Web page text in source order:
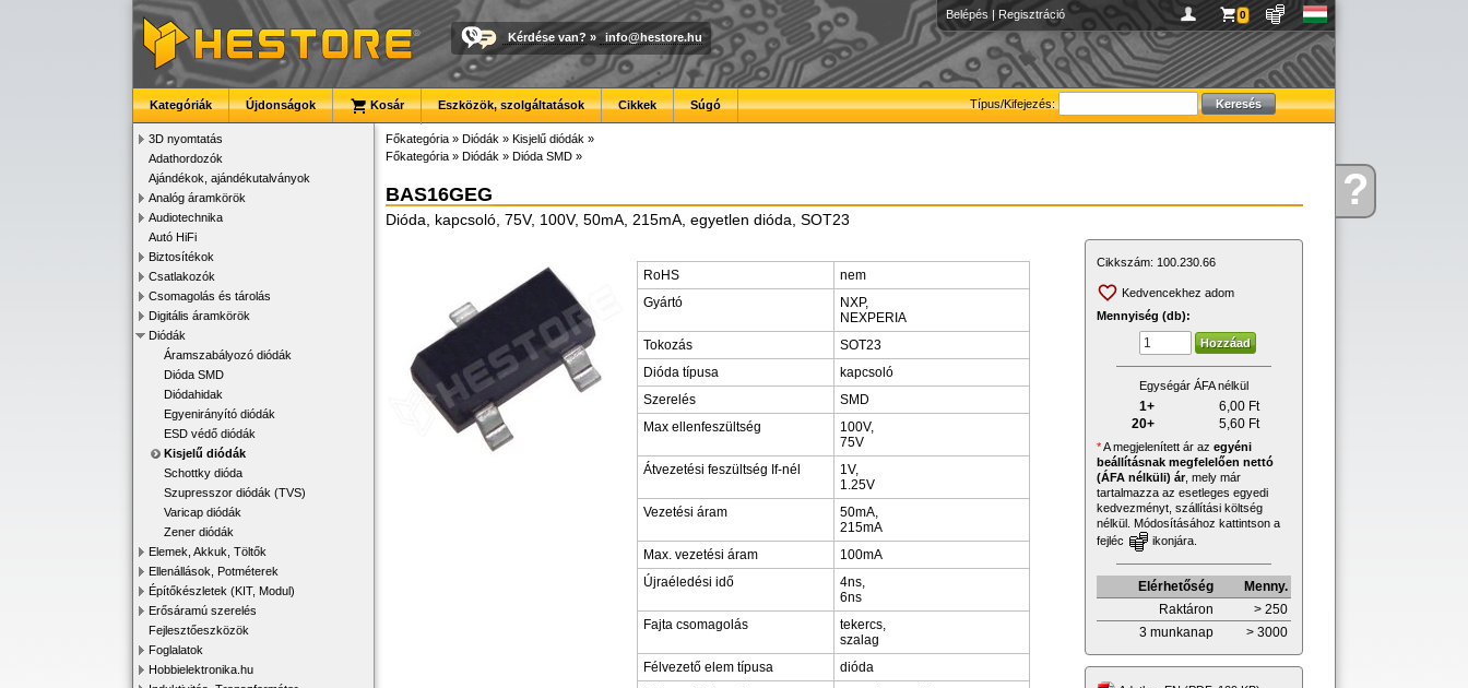
Kérdése
van
?
Belépés | Regisztráció 0
Kérdése van? » info@hestore.hu
Típus/Kifejezés:
Kategóriák Újdonságok Kosár Eszközök, szolgáltatások Cikkek Súgó
3D nyomtatás
Adathordozók
Ajándékok, ajándékutalványok
Analóg áramkörök
Audiotechnika
Autó HiFi
Biztosítékok
Csatlakozók
Csomagolás és tárolás
Digitális áramkörök
Diódák
Áramszabályozó diódák
Dióda SMD
Diódahidak
Egyenirányító diódák
ESD védő diódák
Kisjelű diódák
Schottky dióda
Szupresszor diódák (TVS)
Varicap diódák
Zener diódák
Elemek, Akkuk, Töltők
Ellenállások, Potméterek
Építőkészletek (KIT, Modul)
Erősáramú szerelés
Fejlesztőeszközök
Foglalatok
Hobbielektronika.hu
Főkategória » Diódák » Kisjelű diódák »
Főkategória » Diódák » Dióda SMD »
BAS16GEG
Dióda, kapcsoló, 75V, 100V, 50mA, 215mA, egyetlen dióda, SOT23
RoHS
nem
Gyártó
NXP,
NEXPERIA
Tokozás
SOT23
Dióda típusa
kapcsoló
Szerelés
SMD
Max ellenfeszültség
100V,
75V
Átvezetési feszültség If-nél
1V,
1.25V
Vezetési áram
50mA,
215mA
Max. vezetési áram
100mA
Újraéledési idő
4ns,
6ns
Fajta csomagolás
tekercs,
szalag
Félvezető elem típusa
dióda
Cikkszám: 100.230.66
Kedvencekhez adom
Mennyiség (db):
Egységár ÁFA nélkül
1+ 6,00 Ft
20+
5,60 Ft
*A megjelenített ár az egyéni
beállításnak megfelelően nettó
(ÁFA nélküli) ár, mely már
tartalmazza az esetleges egyedi
kedvezményt, szállítási költség
nélkül. Módosításához kattintson a
fejléc
ikonjára.
Elérhetőség
Menny.
Raktáron
> 250
3 munkanap
> 3000